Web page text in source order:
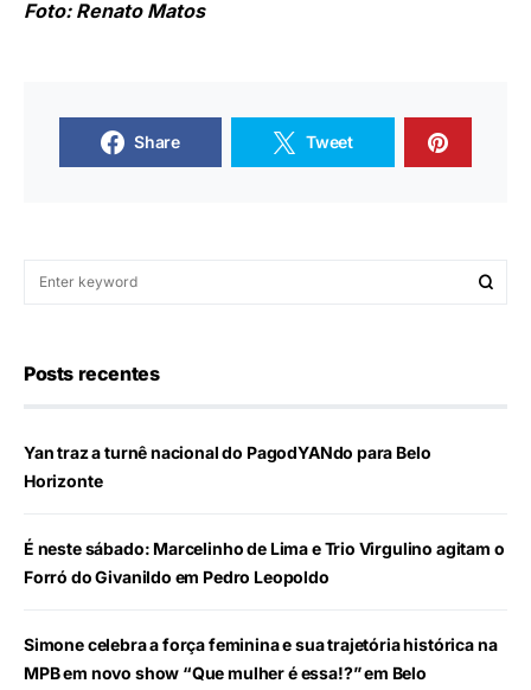
Foto: Renato Matos
Share Tweet
Posts recentes
Yan traz a turnê nacional do PagodYANdo para Belo
Horizonte
É neste sábado: Marcelinho de Lima e Trio Virgulino agitam o
Forró do Givanildo em Pedro Leopoldo
Simone celebra a força feminina e sua trajetória histórica na
MPB em novo show “Que mulher é essa!?” em Belo